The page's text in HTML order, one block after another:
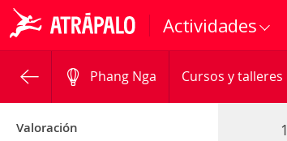
Actividades
Phang Nga Cursos y talleres
Valoración 1